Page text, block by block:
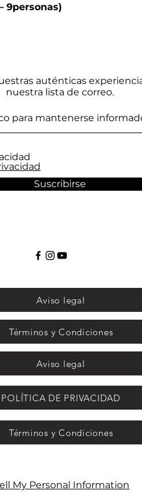
9personas)
auténticas
nuestra lista de correo.
Suscribirse
Aviso legal
Términos y Condiciones
Aviso legal
POLÍTICA DE PRIVACIDAD
Términos y Condiciones
My Personal Information